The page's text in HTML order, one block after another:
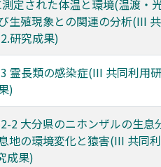
定された体温と環境(温渡・
生殖現象との関連の分析(III
研究成果)
霊長類の感染症(III 共同利用
)
2 大分県のニホンザルの生息
地の環境変化と猿害(III 共同
成果)